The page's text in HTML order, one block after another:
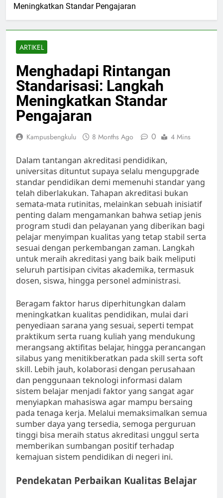
Meningkatkan Standar Pengajaran
ARTIKEL
Menghadapi Rintangan
Standarisasi: Langkah
Meningkatkan Standar
Pengajaran
Kampusbengkulu 8 Months Ago 0 4 Mins
Dalam tantangan akreditasi pendidikan,
universitas dituntut supaya selalu mengupgrade
standar pendidikan demi memenuhi standar yang
telah diberlakukan. Tahapan akreditasi bukan
semata-mata rutinitas, melainkan sebuah inisiatif
penting dalam mengamankan bahwa setiap jenis
program studi dan pelayanan yang diberikan bagi
pelajar menyimpan kualitas yang tetap stabil serta
sesuai dengan perkembangan zaman. Langkah
untuk meraih akreditasi yang baik baik meliputi
seluruh partisipan civitas akademika, termasuk
dosen, siswa, hingga personel administrasi.
Beragam faktor harus diperhitungkan dalam
meningkatkan kualitas pendidikan, mulai dari
penyediaan sarana yang sesuai, seperti tempat
praktikum serta ruang kuliah yang mendukung
merangsang aktifitas belajar, hingga perancangan
silabus yang menitikberatkan pada skill serta soft
skill. Lebih jauh, kolaborasi dengan perusahaan
dan penggunaan teknologi informasi dalam
sistem belajar menjadi faktor yang sangat agar
menyiapkan mahasiswa agar mampu bersaing
pada tenaga kerja. Melalui memaksimalkan semua
sumber daya yang tersedia, semoga perguruan
tinggi bisa meraih status akreditasi unggul serta
memberikan sumbangan positif terhadap
kemajuan sistem pendidikan di negeri ini.
Pendekatan Perbaikan Kualitas Belajar